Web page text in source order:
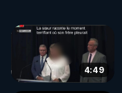
4:49